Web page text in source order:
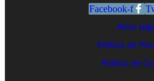
Facebook-f
Aviso Legal
Política de
Política de